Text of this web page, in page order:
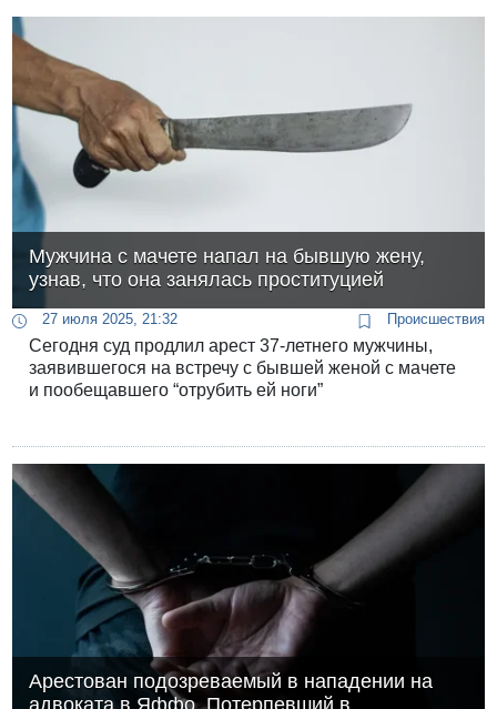
Мужчина с мачете напал на бывшую жену,
узнав, что она занялась проституцией
27 июля 2025, 21:32 Происшествия
Сегодня суд продлил арест 37-летнего мужчины,
заявившегося на встречу с бывшей женой с мачете
и пообещавшего “отрубить ей ноги”
Арестован подозреваемый в нападении на